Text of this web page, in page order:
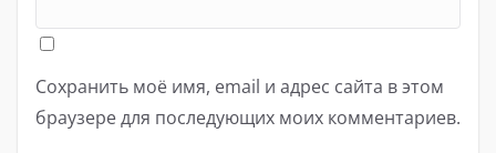
Сохранить моё имя, email и адрес сайта в этом
браузере для последующих моих комментариев.